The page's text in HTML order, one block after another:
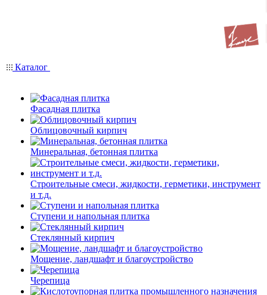
Каталог
Фасадная плитка
Облицовочный кирпич
Минеральная, бетонная плитка
Строительные смеси, жидкости, герметики, инструмент
и т.д.
Ступени и напольная плитка
Cтеклянный кирпич
Мощение, ландшафт и благоустройство
Черепица